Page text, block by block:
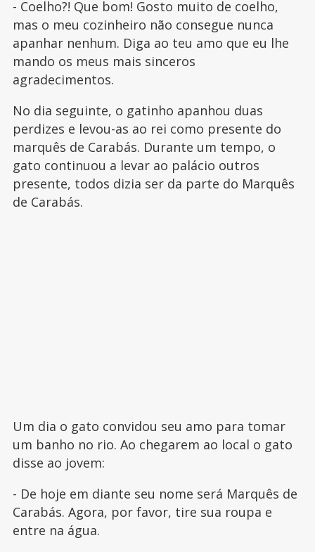
- Coelho?! Que bom! Gosto muito de coelho,
mas o meu cozinheiro não consegue nunca
apanhar nenhum. Diga ao teu amo que eu lhe
mando os meus mais sinceros
agradecimentos.
No dia seguinte, o gatinho apanhou duas
perdizes e levou-as ao rei como presente do
marquês de Carabás. Durante um tempo, o
gato continuou a levar ao palácio outros
presente, todos dizia ser da parte do Marquês
de Carabás.
Um dia o gato convidou seu amo para tomar
um banho no rio. Ao chegarem ao local o gato
disse ao jovem:
- De hoje em diante seu nome será Marquês de
Carabás. Agora, por favor, tire sua roupa e
entre na água.